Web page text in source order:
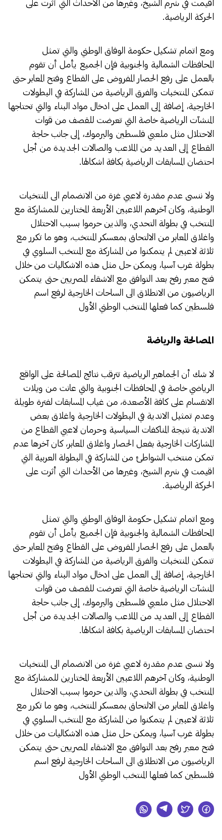
اقيمت في شرم الشيخ، وغيرها من الأحداث التي أثرت على
الحركة الرياضية.
ومع اتمام تشكيل حكومة الوفاق الوطني والتي تمثل
المحافظات الشمالية والجنوبية فإن الجميع يأمل أن تقوم
بالعمل على رفع الحصار المفروض على القطاع وفتح المعابر حتى
تتمكن المنتخبات والفرق الرياضية من المشاركة في البطولات
الخارجية، إضافة إلى العمل على ادخال مواد البناء والتي تحتاجها
المنشآت الرياضية خاصة التي تعرضت للقصف من قوات
الاحتلال مثل ملعبي فلسطين واليرموك، إلى جانب حاجة
القطاع إلى العديد من الملاعب والصالات الجديدة من أجل
احتضان المسابقات الرياضية بكافة اشكالها.
ولا ننسى عدم مقدرة لاعبي غزة من الانضمام الى المنتخبات
الوطنية، وكان آخرهم اللاعبين الأربعة المختارين للمشاركة مع
المنتخب في بطولة التحدي، والذين حرموا بسبب الاحتلال
واغلاق المعابر من الالتحاق بمعسكر المنتخب، وهو ما تكرر مع
ثلاثة لاعبين لم يتمكنوا من المشاركة مع المنتخب السلوي في
بطولة غرب آسيا، ويمكن حل مثل هذه الاشكاليات من خلال
فتح معبر رفح بعد التوافق مع الاشقاء المصريين حتى يتمكن
الرياضيون من الانطلاق الى الساحات الخارجية لرفع اسم
فلسطين كما فعلها المنتخب الوطني الأول
المصالحة والرياضة
لا شك أن الجماهير الرياضية تترقب نتائج المصالحة على الواقع
الرياضي خاصة في المحافظات الجنوبية والتي عانت من ويلات
الانقسام على كافة الأصعدة، من غياب المسابقات لفترة طويلة
وعدم تمثيل الاندية في البطولات الخارجية واغلاق بعض
الاندية نتيجة المناكفات السياسية وحرمان لاعبي القطاع من
المشاركات الخارجية بفعل الحصار واغلاق المعابر، كان آخرها عدم
تمكن منتخب الشواطئ من المشاركة في البطولة العربية التي
اقيمت في شرم الشيخ، وغيرها من الأحداث التي أثرت على
الحركة الرياضية.
ومع اتمام تشكيل حكومة الوفاق الوطني والتي تمثل
المحافظات الشمالية والجنوبية فإن الجميع يأمل أن تقوم
بالعمل على رفع الحصار المفروض على القطاع وفتح المعابر حتى
تتمكن المنتخبات والفرق الرياضية من المشاركة في البطولات
الخارجية، إضافة إلى العمل على ادخال مواد البناء والتي تحتاجها
المنشآت الرياضية خاصة التي تعرضت للقصف من قوات
الاحتلال مثل ملعبي فلسطين واليرموك، إلى جانب حاجة
القطاع إلى العديد من الملاعب والصالات الجديدة من أجل
احتضان المسابقات الرياضية بكافة اشكالها.
ولا ننسى عدم مقدرة لاعبي غزة من الانضمام الى المنتخبات
الوطنية، وكان آخرهم اللاعبين الأربعة المختارين للمشاركة مع
المنتخب في بطولة التحدي، والذين حرموا بسبب الاحتلال
واغلاق المعابر من الالتحاق بمعسكر المنتخب، وهو ما تكرر مع
ثلاثة لاعبين لم يتمكنوا من المشاركة مع المنتخب السلوي في
بطولة غرب آسيا، ويمكن حل مثل هذه الاشكاليات من خلال
فتح معبر رفح بعد التوافق مع الاشقاء المصريين حتى يتمكن
الرياضيون من الانطلاق الى الساحات الخارجية لرفع اسم
فلسطين كما فعلها المنتخب الوطني الأول